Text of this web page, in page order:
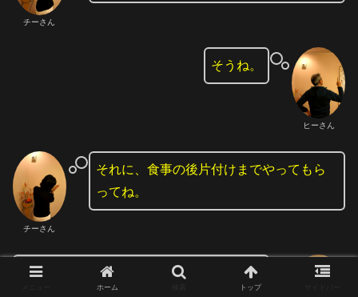
チーさん
ヒーさん
そうね。
チーさん
それに、食事の後片付けまでやってもら
ってね。
GOTO自宅、ゆっくりしていただけたでし
ホーム トップ